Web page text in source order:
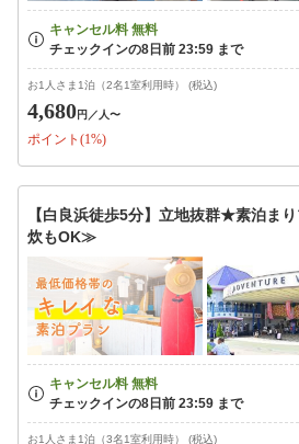
お1人さま1泊（2名1室利用時） (税込)
4,680円 ／人〜
ポイント(1%)
【白良浜徒歩5分】立地抜群★素泊ま
炊もOK≫
お1人さま1泊（3名1室利用時） (税込)